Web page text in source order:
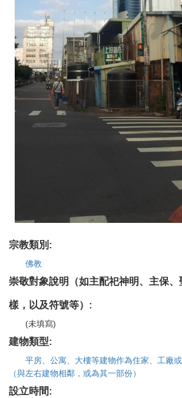
宗教類別:
佛教
崇敬對象說明（如主配祀神明、主保
樣，以及符號等）:
(未填寫)
建物類型:
平房、公寓、大樓等建物作為住家、工廠
（與左右建物相鄰，或為其一部份）
設立時間: